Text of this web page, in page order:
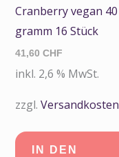
Cranberry vegan 40
gramm 16 Stück
41,60 CHF
inkl. 2,6 % MwSt.
zzgl. Versandkosten
IN DEN